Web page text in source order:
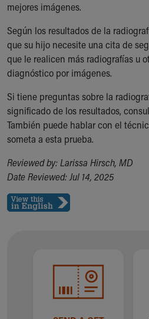
mejores imágenes.
Según los resultados de la
que su hijo necesite una cita de
que le realicen más radiografías u
diagnóstico por imágenes.
Si tiene preguntas sobre la
significado de los resultados,
También puede hablar con el
someta a esta prueba.
Reviewed by: Larissa Hirsch, MD
Date Reviewed: Jul 14, 2025